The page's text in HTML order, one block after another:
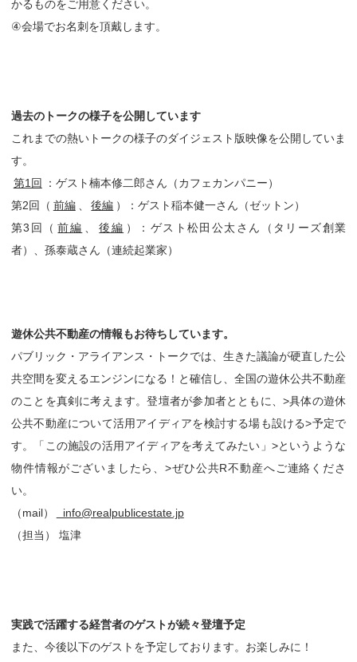
かるものをご用意ください。
④会場でお名刺を頂戴します。
過去のトークの様子を公開しています
これまでの熱いトークの様子のダイジェスト版映像を公開していま
す。
第1回
：ゲスト楠本修二郎さん（カフェカンパニー）
第2回（ 前編 、 後編 ）：ゲスト稲本健一さん（ゼットン）
第3回（ 前編 、 後編 ）：ゲスト松田公太さん（タリーズ創業
者）、孫泰蔵さん（連続起業家）
遊休公共不動産の情報もお待ちしています。
パブリック・アライアンス・トークでは、生きた議論が硬直した公
共空間を変えるエンジンになる！と確信し、全国の遊休公共不動産
のことを真剣に考えます。登壇者が参加者とともに、 >具体の遊休
公共不動産について活用アイディアを検討する場も設ける>予定で
す。「この施設の活用アイディアを考えてみたい」 >というような
物件情報がございましたら、>ぜひ公共R不動産へご連絡くださ
い。
（mail）
info@realpublicestate.jp
（担当） 塩津
実践で活躍する経営者のゲストが続々登壇予定
また、今後以下のゲストを予定しております。お楽しみに！